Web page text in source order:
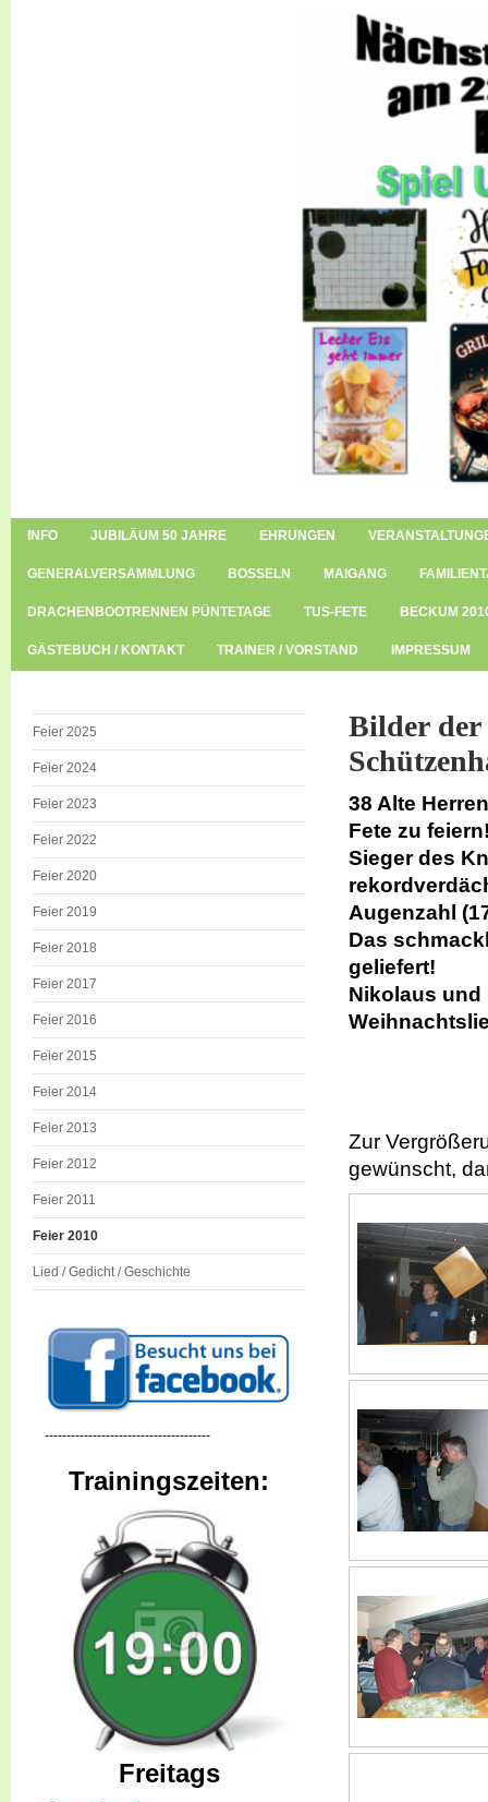
INFO JUBILÄUM 50 JAHRE EHRUNGEN
GENERALVERSAMMLUNG BOSSELN MAIGANG
DRACHENBOOTRENNEN PÜNTETAGE TUS-FETE BECKUM
GÄSTEBUCH / KONTAKT TRAINER / VORSTAND IMPRESSUM
Feier 2025
Feier 2024
Feier 2023
Feier 2022
Feier 2020
Feier 2019
Feier 2018
Feier 2017
Feier 2016
Feier 2015
Feier 2014
Feier 2013
Feier 2012
Feier 2011
Feier 2010
Lied / Gedicht / Geschichte
--------------------------------------
Trainingszeiten:
Freitags
Bilder der
38 Alte
Fete zu
Sieger des
Augenzahl
Das
geliefert!
Nikolaus und
Zur
gewünscht,